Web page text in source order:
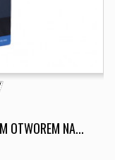
OTWOREM NA...